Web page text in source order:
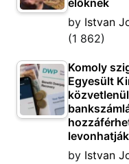
élőknek
by Istvan
(1 862)
Komoly
Egyesült
by Istvan